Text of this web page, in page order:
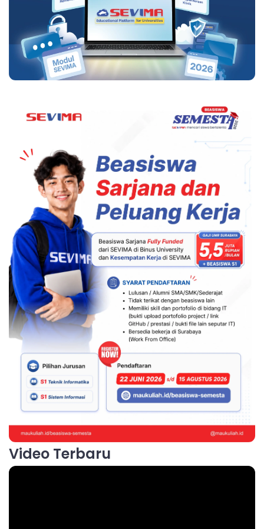
Video Terbaru